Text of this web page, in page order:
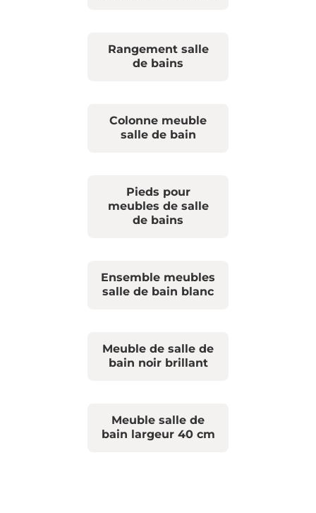
Rangement salle
de bains
Colonne meuble
salle de bain
Pieds pour
meubles de salle
de bains
Ensemble meubles
salle de bain blanc
Meuble de salle de
bain noir brillant
Meuble salle de
bain largeur 40 cm